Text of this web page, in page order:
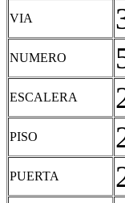
VIA
NUMERO
ESCALERA
PISO
PUERTA